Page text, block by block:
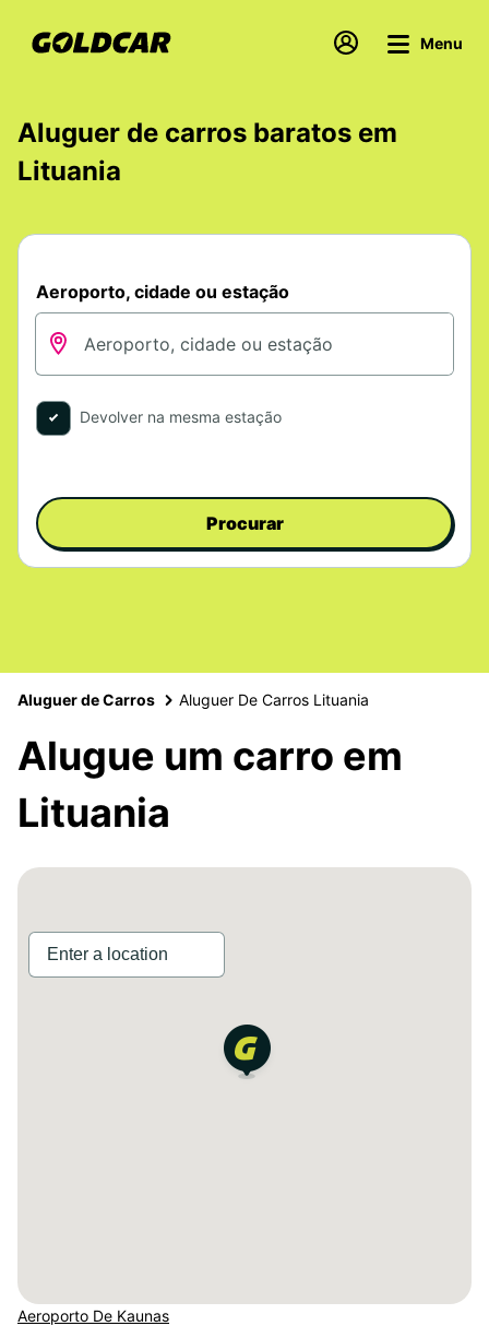
Menu
Aluguer de carros baratos em
Lituania
Aeroporto, cidade ou estação
Devolver na mesma estação
Procurar
Aluguer de Carros Aluguer De Carros Lituania
Alugue um carro em
Lituania
Aeroporto De Kaunas